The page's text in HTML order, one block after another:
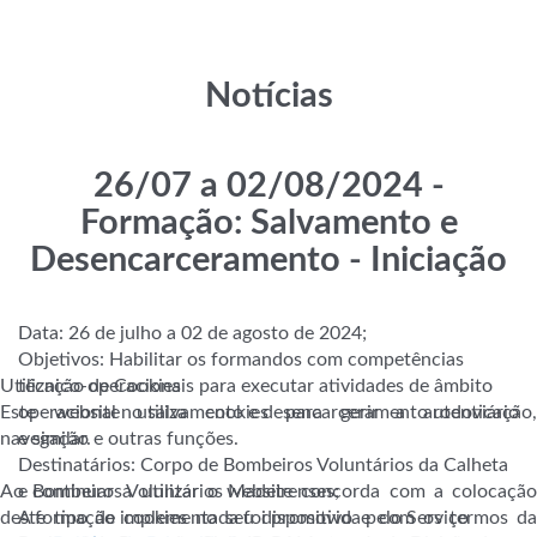
Notícias
26/07 a 02/08/2024 -
Formação: Salvamento e
Desencarceramento - Iniciação
Data: 26 de julho a 02 de agosto de 2024;
Objetivos: Habilitar os formandos com competências
técnico-operacionais para executar atividades de âmbito
operacional no salvamento e desencarceramento rodoviário
e similar.
Destinatários: Corpo de Bombeiros Voluntários da Calheta
e Bombeiros Voluntários Madeirenses;
Aformação implementada foi promovida pelo Serviço
Utilização de Cookies
Este website utiliza cookies para gerir a autenticação,
navegação e outras funções.
Ao continuar a utilizar o website concorda com a colocação
deste tipo de cookies no seu dispositivo e com os termos da